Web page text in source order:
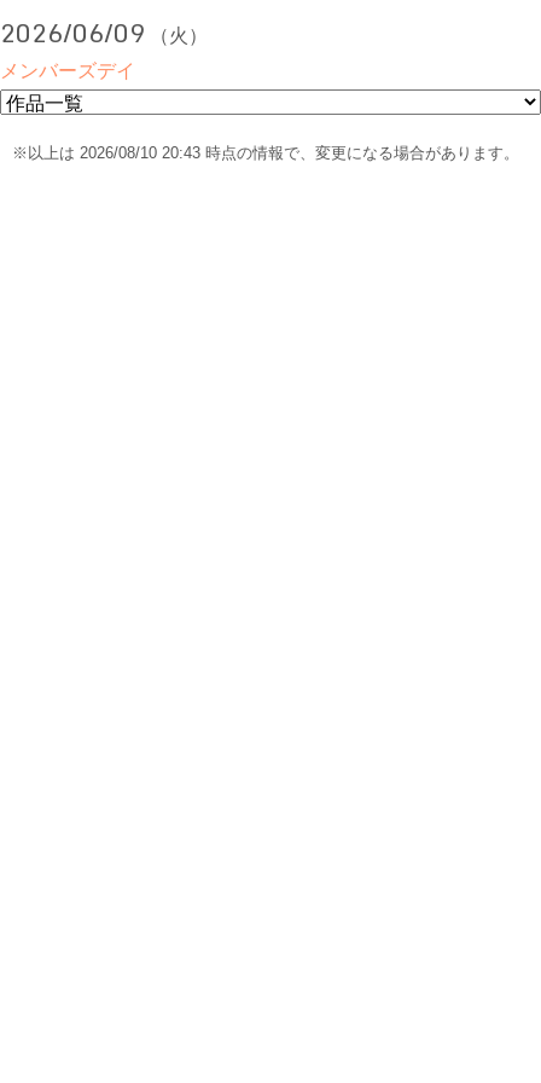
2026/06/09 （火）
メンバーズデイ
※以上は 2026/08/10 20:43 時点の情報で、変更になる場合があります。